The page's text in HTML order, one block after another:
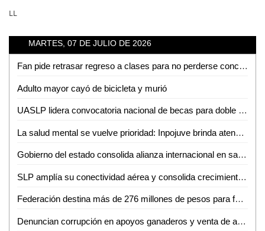
LL
MARTES, 07 DE JULIO DE 2026
Fan pide retrasar regreso a clases para no perderse concierto de Los Tigres del Norte en la Fenapo
Adulto mayor cayó de bicicleta y murió
UASLP lidera convocatoria nacional de becas para doble titulación en ingeniería con Francia
La salud mental se vuelve prioridad: Inpojuve brinda atención psicológica en la Huasteca
Gobierno del estado consolida alianza internacional en salud mental
SLP amplía su conectividad aérea y consolida crecimiento turistico y económico
Federación destina más de 276 millones de pesos para fortalecer la salud en SLP
Denuncian corrupción en apoyos ganaderos y venta de aretes